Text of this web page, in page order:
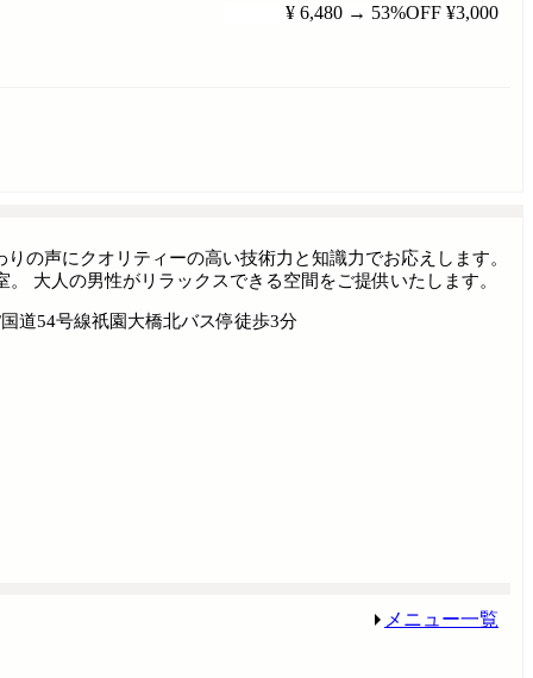
¥ 6,480 → 53%OFF ¥3,000
の声にクオリティーの高い技術力と知識力でお応えします。
大人の男性がリラックスできる空間をご提供いたします。
道54号線祇園大橋北バス停徒歩3分
メニュー一覧